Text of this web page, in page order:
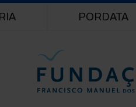
PORDATA